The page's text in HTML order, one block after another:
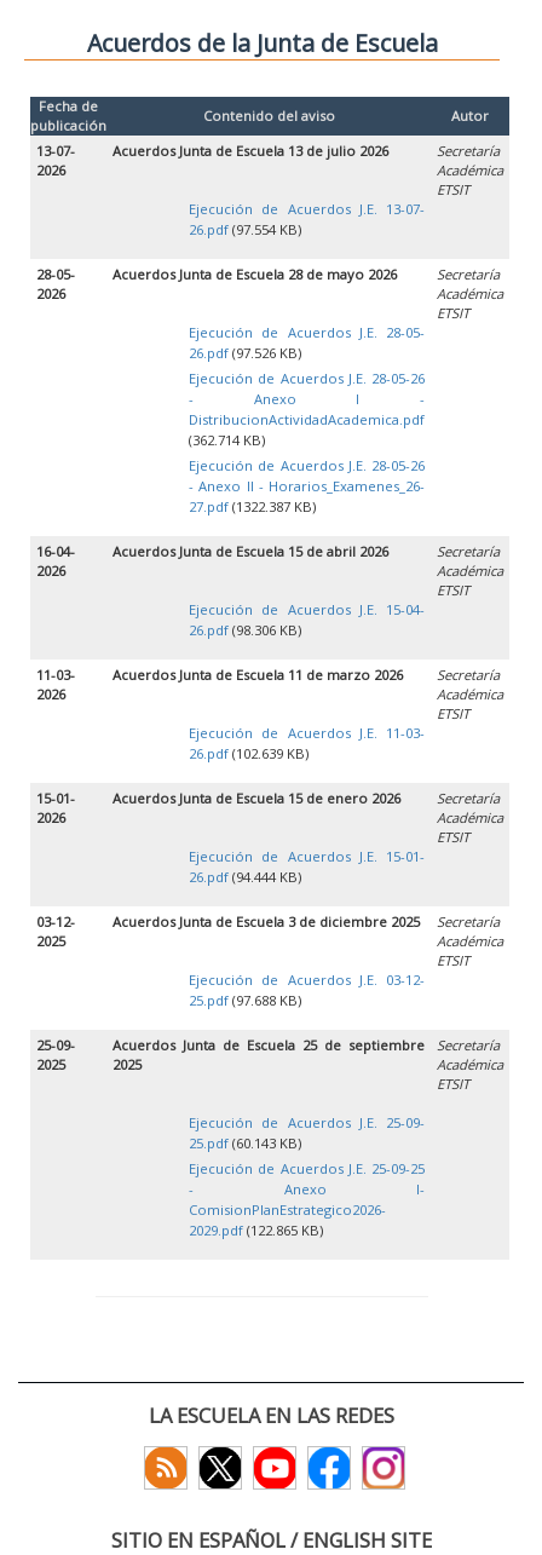
Acuerdos de la Junta de Escuela
Fecha de
publicación
Contenido del aviso
Autor
13-07-
2026
Acuerdos Junta de Escuela 13 de julio 2026
Ejecución de Acuerdos J.E. 13-07-
26.pdf (97.554 KB)
Secretaría
Académica
ETSIT
28-05-
2026
Acuerdos Junta de Escuela 28 de mayo 2026
Ejecución de Acuerdos J.E. 28-05-
26.pdf (97.526 KB)
Ejecución de Acuerdos J.E. 28-05-26
- Anexo I -
DistribucionActividadAcademica.pdf
(362.714 KB)
Ejecución de Acuerdos J.E. 28-05-26
- Anexo II - Horarios_Examenes_26-
27.pdf (1322.387 KB)
Secretaría
Académica
ETSIT
16-04-
2026
Acuerdos Junta de Escuela 15 de abril 2026
Ejecución de Acuerdos J.E. 15-04-
26.pdf (98.306 KB)
Secretaría
Académica
ETSIT
11-03-
2026
Acuerdos Junta de Escuela 11 de marzo 2026
Ejecución de Acuerdos J.E. 11-03-
26.pdf (102.639 KB)
Secretaría
Académica
ETSIT
15-01-
2026
Acuerdos Junta de Escuela 15 de enero 2026
Ejecución de Acuerdos J.E. 15-01-
26.pdf (94.444 KB)
Secretaría
Académica
ETSIT
03-12-
2025
Acuerdos Junta de Escuela 3 de diciembre 2025
Ejecución de Acuerdos J.E. 03-12-
25.pdf (97.688 KB)
Secretaría
Académica
ETSIT
25-09-
2025
Acuerdos Junta de Escuela 25 de septiembre
2025
Ejecución de Acuerdos J.E. 25-09-
25.pdf (60.143 KB)
Ejecución de Acuerdos J.E. 25-09-25
- Anexo I-
ComisionPlanEstrategico2026-
2029.pdf (122.865 KB)
Secretaría
Académica
ETSIT
LA ESCUELA EN LAS REDES
SITIO EN ESPAÑOL / ENGLISH SITE